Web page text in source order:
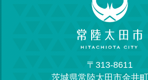
〒313-8611
茨城県常陸太田市金井